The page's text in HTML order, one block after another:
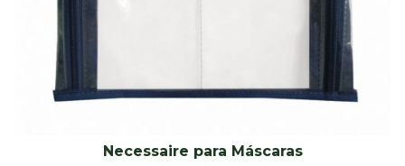
Necessaire para Máscaras